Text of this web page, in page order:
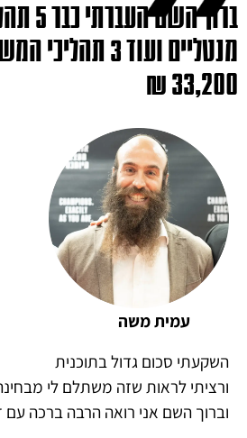
ברוך
מנטליים ועוד 3
33,200 ₪
עמית משה
השקעתי סכום גדול בתוכנית
ורציתי לראות שזה משתלם לי
וברוך השם אני רואה הרבה ברכה עם